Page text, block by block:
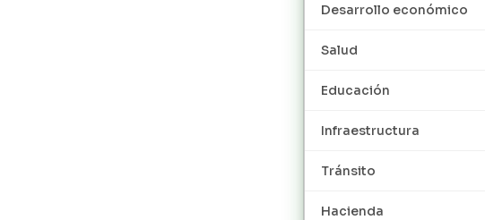
Desarrollo económico
Salud
Educación
Infraestructura
Tránsito
Hacienda